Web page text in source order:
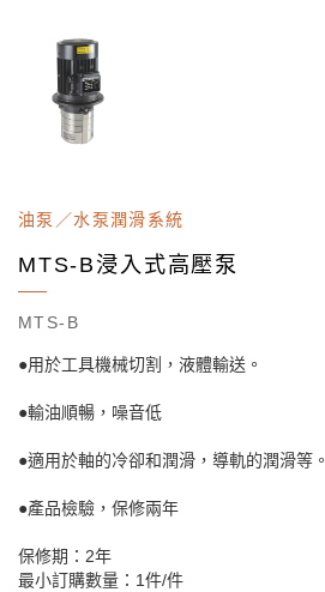
油泵／水泵潤滑系統
MTS-B浸入式高壓泵
MTS-B
●用於工具機械切割，液體輸送。
●輸油順暢，噪音低
●適用於軸的冷卻和潤滑，導軌的潤滑等。
●產品檢驗，保修兩年
保修期：2年
最小訂購數量：1件/件